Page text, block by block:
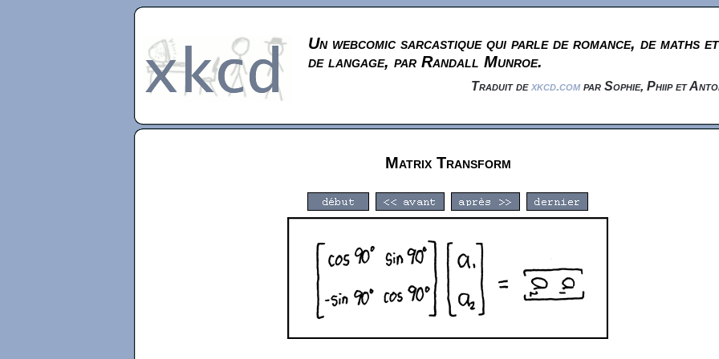
Un webcomic sarcastique qui parle de romance, de maths et
de langage, par Randall Munroe.
Traduit dexkcd.compar Sophie, Phiip et
Matrix Transform